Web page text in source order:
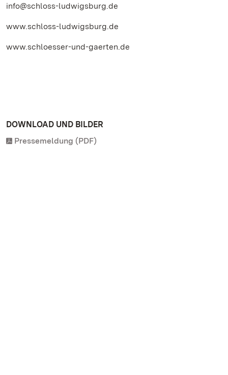
info@schloss-ludwigsburg.de
www.schloss-ludwigsburg.de
www.schloesser-und-gaerten.de
DOWNLOAD UND BILDER
Pressemeldung (PDF)